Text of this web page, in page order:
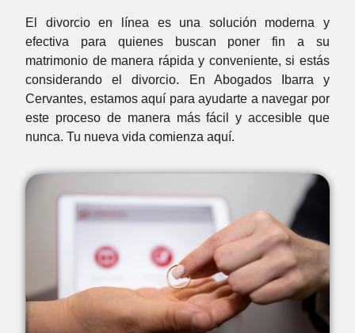
El divorcio en línea es una solución moderna y
efectiva para quienes buscan poner fin a su
matrimonio de manera rápida y conveniente, si estás
considerando el divorcio. En Abogados Ibarra y
Cervantes, estamos aquí para ayudarte a navegar por
este proceso de manera más fácil y accesible que
nunca. Tu nueva vida comienza aquí.